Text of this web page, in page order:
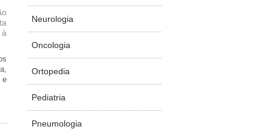
e
Neurologia
Oncologia
Ortopedia
Pediatria
Pneumologia